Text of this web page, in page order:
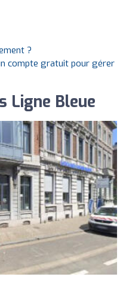
?
compte gratuit pour gérer
Ligne Bleue